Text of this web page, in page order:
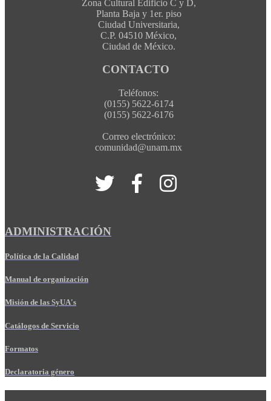
Zona Cultural Edificio C y D,
Planta Baja y 1er. piso
Ciudad Universitaria,
C.P. 04510 México,
Ciudad de México.
CONTACTO
Teléfonos:
(0155) 5622-6174
(0155) 5622-6176
Correo electrónico:
comunidad@unam.mx
ADMINISTRACIÓN
Política de la Calidad
Manual de organización
Misión de las SyUA's
Catálogos de Servicio
Formatos
Declaratoria género